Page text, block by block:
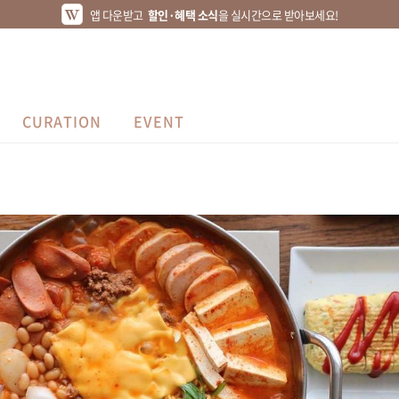
앱 다운받고 할인·혜택 소식을 실시간으로 받아보세요!
CURATION EVENT